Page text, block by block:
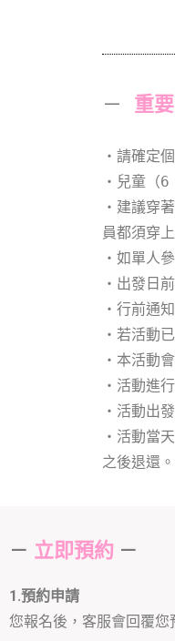
－ 重
・請確定
・兒童（
・建議穿
員都須穿
・如單人
・出發日
・行前通
・若活動
・本活動
・活動進
・活動出
・活動當
之後退還。
－ 立即預約 －
1.預約申請
您報名後，客服會回覆您